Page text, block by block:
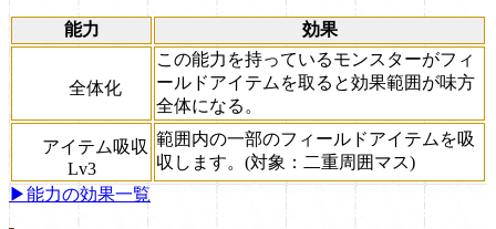
能力 効果
全体化
この能力を持っているモンスターがフィ
ールドアイテムを取ると効果範囲が味方
全体になる。
アイテム吸収
Lv3
範囲内の一部のフィールドアイテムを吸
収します。(対象：二重周囲マス)
▶能力の効果一覧